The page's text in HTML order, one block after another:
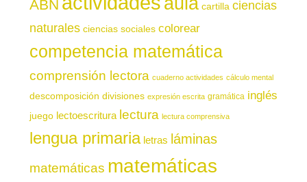
ABN cartilla ciencias
naturales ciencias sociales colorear
competencia matemática
comprensión lectora cuaderno actividades cálculo mental
descomposición divisiones expresión escrita gramática inglés
juego lectoescritura lectura lectura comprensiva
lengua primaria letras láminas
matemáticas matemáticas